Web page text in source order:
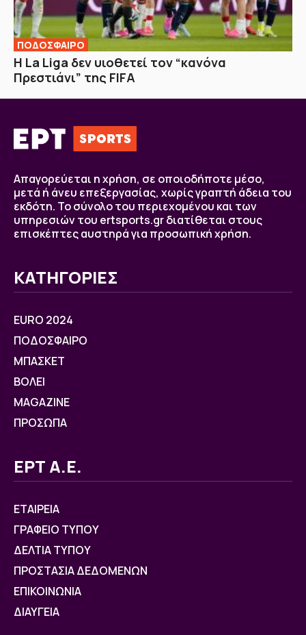
ΠΟΔΟΣΦΑΙΡΟ
Η La Liga δεν υιοθετεί τον “κανόνα
Πρεστιάνι” της FIFA
Απαγορεύεται η χρήση, σε οποιοδήποτε μέσο,
μετά ή άνευ επεξεργασίας, χωρίς γραπτή άδεια του
εκδότη. Το σύνολο του περιεχομένου και των
υπηρεσιών του ertsports.gr διατίθεται στους
επισκέπτες αυστηρά για προσωπική χρήση.
ΚΑΤΗΓΟΡΙΕΣ
EURO 2024
ΠΟΔΟΣΦΑΙΡΟ
ΜΠΑΣΚΕΤ
ΒOΛΕΙ
MAGAZINE
ΠΡΟΣΩΠΑ
ΕΡΤ Α.Ε.
ΕΤΑΙΡΕΙΑ
ΓΡΑΦΕΙΟ ΤΥΠΟΥ
ΔΕΛΤΙΑ ΤΥΠΟΥ
ΠΡΟΣΤΑΣΙΑ ΔΕΔΟΜΕΝΩΝ
ΕΠΙΚΟΙΝΩΝΙΑ
ΔΙΑΥΓΕΙΑ